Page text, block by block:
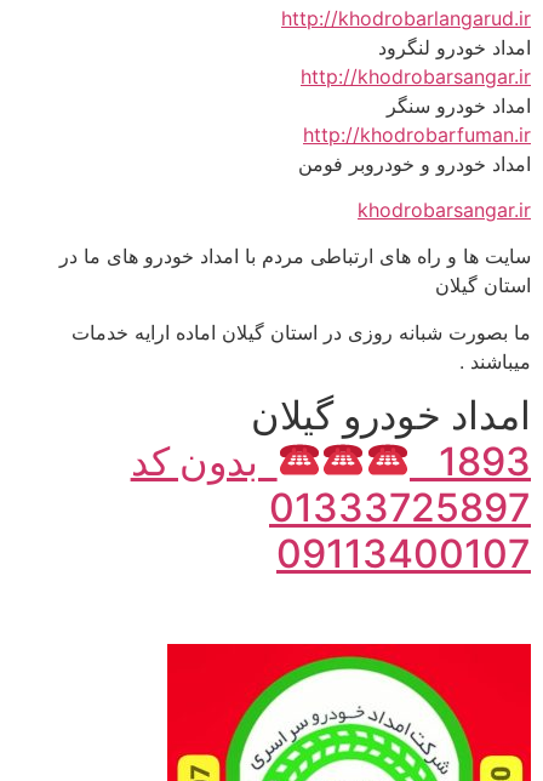
http://khodrobarlangarud.ir
امداد خودرو لنگرود
http://khodrobarsangar.ir
امداد خودرو سنگر
http://khodrobarfuman.ir
امداد خودرو و خودروبر فومن
khodrobarsangar.ir
سایت ها و راه های ارتباطی مردم با امداد خودرو های ما در
استان گیلان
ما بصورت شبانه روزی در استان گیلان اماده ارایه خدمات
میباشند .
امداد خودرو گیلان
1893
بدون کد
01333725897
09113400107